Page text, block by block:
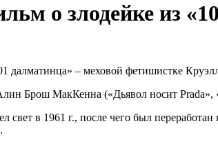
о злодейке из
далматинца» – меховой фетишистке
Брош МакКенна («Дьявол носит
в 1961 г., после чего был